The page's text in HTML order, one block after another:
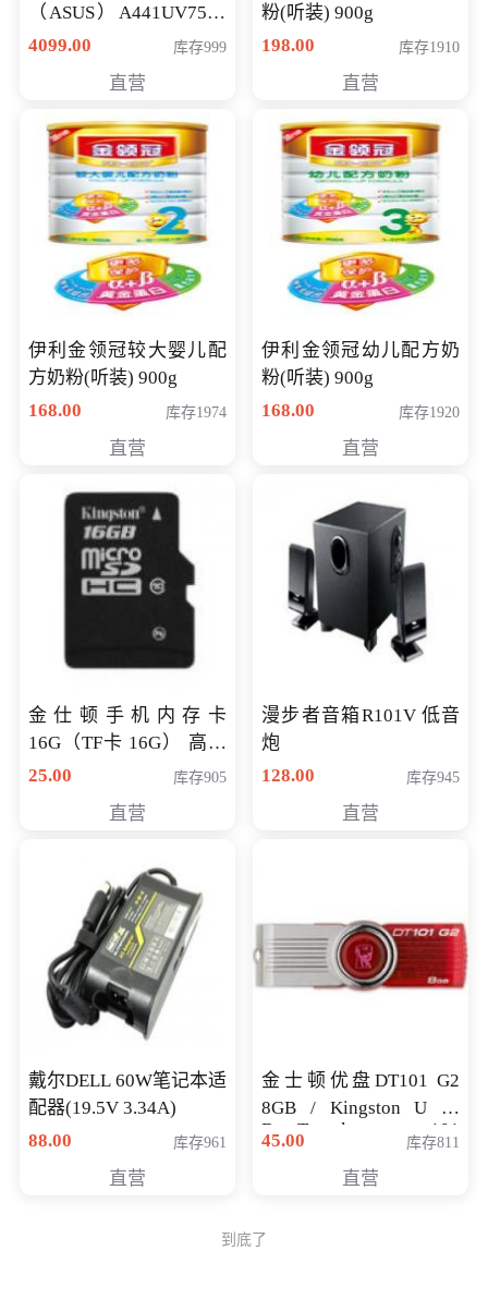
（ASUS）A441UV7500
顽石（7代i7-7500U 4G
4099.00 库存999
直营
粉(听装) 900g
198.00
库存1910
直营
伊利金领冠较大婴儿配
方奶粉(听装) 900g
168.00
库存1974
直营
伊利金领冠幼儿配方奶
粉(听装) 900g
168.00
库存1920
直营
金仕顿手机内存卡
16G（TF卡 16G） 高速
卡 CLASS 10
25.00 库存905
直营
漫步者音箱R101V 低音
炮
128.00
库存945
直营
戴尔DELL 60W笔记本适
配器(19.5V 3.34A)
88.00
库存961
直营
金士顿优盘DT101 G2
8GB / Kingston U 盘
DataTraveler 101
Generati
45.00 库存811
直营
到底了